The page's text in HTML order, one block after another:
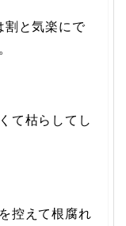
割と気楽にで
て枯らしてし
控えて根腐れ